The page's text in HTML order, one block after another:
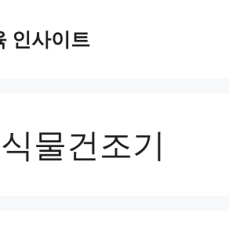
인사이트
물건조기